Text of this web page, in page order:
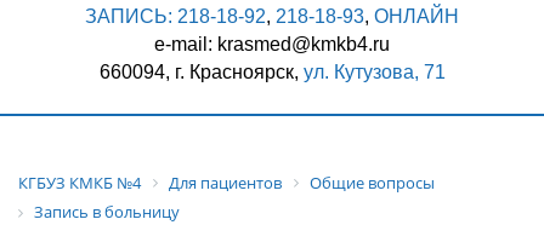
ЗАПИСЬ: 218-18-92, 218-18-93, ОНЛАЙН
e-mail: krasmed@kmkb4.ru
660094, г. Красноярск, ул. Кутузова, 71
КГБУЗ КМКБ №4 Для пациентов
Общие вопросы
Запись в больницу